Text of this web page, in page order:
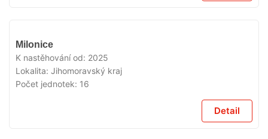
Milonice
K nastěhování od: 2025
Lokalita: Jihomoravský kraj
Počet jednotek: 16
Detail